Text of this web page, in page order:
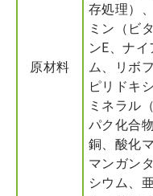
原材料
存処理）
ミン（ビ
ンE、ナ
ム、リボ
ピリドキ
ミネラル
パク化合
銅、酸化
マンガン
シウム、